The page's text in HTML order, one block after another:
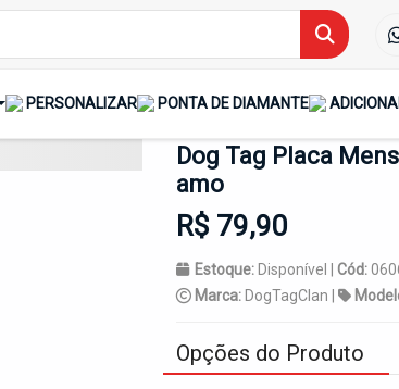
PERSONALIZAR PONTA DE DIAMANTE
Dog Tag Placa
amo
R$ 79,90
Estoque:Disponível | Cód:
Marca:DogTagClan |
Opções do Produto